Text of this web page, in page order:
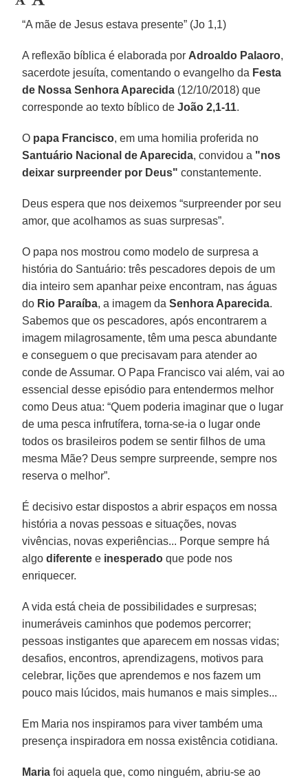
“A mãe de Jesus estava presente” (Jo 1,1)
A reflexão bíblica é elaborada por Adroaldo Palaoro,
sacerdote jesuíta, comentando o evangelho da Festa
de Nossa Senhora Aparecida (12/10/2018) que
corresponde ao texto bíblico deJoão 2,1-11.
O papa Francisco, em uma homilia proferida no
Santuário Nacional de Aparecida, convidou a "nos
deixar surpreender por Deus" constantemente.
Deus espera que nos deixemos “surpreender por seu
amor, que acolhamos as suas surpresas”.
O papa nos mostrou como modelo de surpresa a
história do Santuário: três pescadores depois de um
dia inteiro sem apanhar peixe encontram, nas águas
do Rio Paraíba, a imagem daSenhora Aparecida.
Sabemos que os pescadores, após encontrarem a
imagem milagrosamente, têm uma pesca abundante
e conseguem o que precisavam para atender ao
conde de Assumar. O Papa Francisco vai além, vai ao
essencial desse episódio para entendermos melhor
como Deus atua: “Quem poderia imaginar que o lugar
de uma pesca infrutífera, torna-se-ia o lugar onde
todos os brasileiros podem se sentir filhos de uma
mesma Mãe? Deus sempre surpreende, sempre nos
reserva o melhor”.
É decisivo estar dispostos a abrir espaços em nossa
história a novas pessoas e situações, novas
vivências, novas experiências... Porque sempre há
algodiferentee inesperado que pode nos
enriquecer.
A vida está cheia de possibilidades e surpresas;
inumeráveis caminhos que podemos percorrer;
pessoas instigantes que aparecem em nossas vidas;
desafios, encontros, aprendizagens, motivos para
celebrar, lições que aprendemos e nos fazem um
pouco mais lúcidos, mais humanos e mais simples...
Em Maria nos inspiramos para viver também uma
presença inspiradora em nossa existência cotidiana.
Maria foi aquela que, como ninguém, abriu-se ao